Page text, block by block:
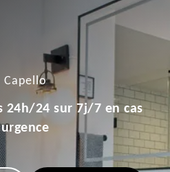
Capello
24h/24 sur 7j/7 en cas